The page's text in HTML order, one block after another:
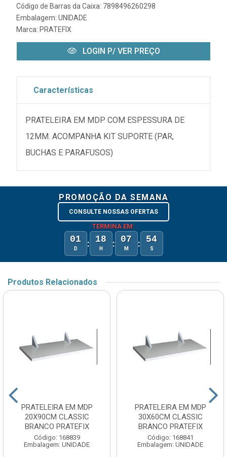
Código de Barras da Caixa: 7898496260298
Embalagem: UNIDADE
Marca: PRATEFIX
LOGIN P/ VER PREÇO
Características
PRATELEIRA EM MDP COM ESPESSURA DE
12MM. ACOMPANHA KIT SUPORTE (PAR,
BUCHAS E PARAFUSOS)
PROMOÇÃO DA SEMANA
CONSULTE NOSSAS OFERTAS
TERMINA EM:
01
D : 18
H : 07
M : 54
S
Produtos Relacionados
PRATELEIRA EM MDP
20X90CM CLASSIC
BRANCO PRATEFIX
Código: 168839
Embalagem: UNIDADE
PRATELEIRA EM MDP
30X60CM CLASSIC
BRANCO PRATEFIX
Código: 168841
Embalagem: UNIDADE